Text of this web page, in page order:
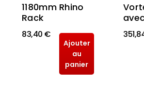
1180mm Rhino
Rack
83,40 €
Ajouter
au
panier